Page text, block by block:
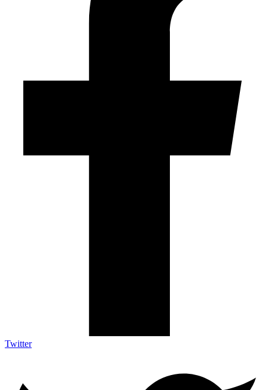
Twitter